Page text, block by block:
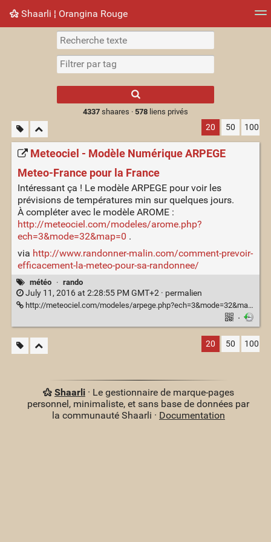
Shaarli ¦ Orangina Rouge
Nuage de tags Mur d'images
results.
4337shaares · 578liens privés
20 50 100
Meteociel - Modèle Numérique ARPEGE
Meteo-France pour la France
Intéressant ça ! Le modèle ARPEGE pour voir les
prévisions de températures min sur quelques jours.
À compléter avec le modèle AROME :
http://meteociel.com/modeles/arome.php?
ech=3&mode=32&map=0 .
via http://www.randonner-malin.com/comment-prevoir-
efficacement-la-meteo-pour-sa-randonnee/
météo · rando
July 11, 2016 at 2:28:55 PM GMT+2 · permalien
http://meteociel.com/modeles/arpege.php?ech=3&mode=32&map=300
·
20 50 100
Shaarli· Le gestionnaire de marque-pages
personnel, minimaliste, et sans base de données par
la communauté Shaarli · Documentation